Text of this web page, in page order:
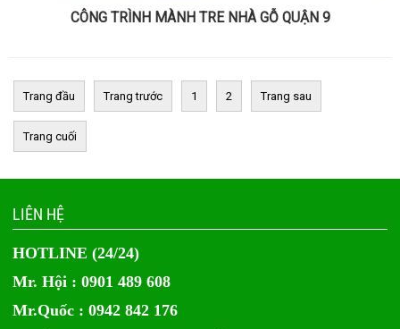
CÔNG TRÌNH MÀNH TRE NHÀ GỖ QUẬN 9
Trang đầu Trang trước 1 2 Trang sau
Trang cuối
LIÊN HỆ
HOTLINE (24/24)
Mr. Hội : 0901 489 608
Mr.Quốc : 0942 842 176